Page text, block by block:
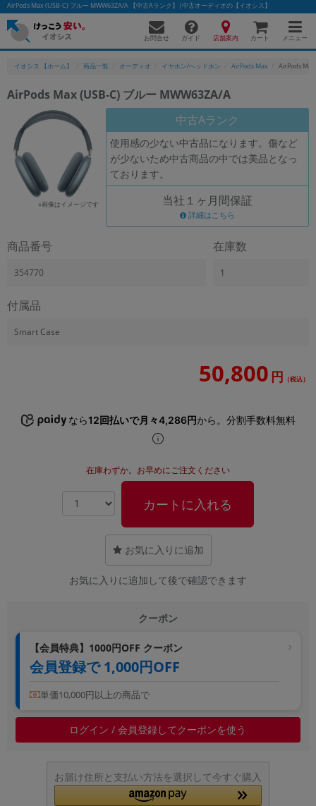
AirPods Max (USB-C) ブルー MWW63ZA/A 【中古Aランク】|中古オーディオの【イオシス】
お問合せ ガイド 店舗案内 カート メニュー
イオシス 【ホーム】 商品一覧 オーディオ イヤホン/ヘッドホン AirPods Max AirPods
AirPods Max (USB-C) ブルー MWW63ZA/A
※画像はイメージです
中古Aランク
使用感の少ない中古品になります。傷など
が少ないため中古商品の中では美品となっ
ております。
当社１ヶ月間保証
詳細はこちら
商品番号
354770
在庫数
1
付属品
Smart Case
50,800 円 （税込）
なら12回払いで月々4,286円から。分割手数料無料
在庫わずか。お早めにご注文ください
カートに入れる
お気に入りに追加
お気に入りに追加して後で確認できます
クーポン
【会員特典】1000円OFF クーポン
会員登録で 1,000円OFF
単価10,000円以上の商品で
ログイン / 会員登録してクーポンを使う
お届け住所と支払い方法を選択して今すぐ購入
かんたんパソコン検索に切り替える
フリーワード
除外ワード
カテゴリー
商品シリーズ名・ブランド名の絞り込み。
「5G対応」「防水」「ワンセグ」など
~
モニタサイズ
~